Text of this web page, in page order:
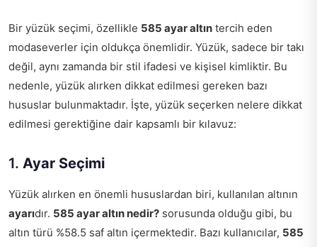
Bir yüzük seçimi, özellikle 585 ayar altın tercih eden
modaseverler için oldukça önemlidir. Yüzük, sadece bir takı
değil, aynı zamanda bir stil ifadesi ve kişisel kimliktir. Bu
nedenle, yüzük alırken dikkat edilmesi gereken bazı
hususlar bulunmaktadır. İşte, yüzük seçerken nelere dikkat
edilmesi gerektiğine dair kapsamlı bir kılavuz:
1. Ayar Seçimi
Yüzük alırken en önemli hususlardan biri, kullanılan altının
ayarıdır. 585 ayar altın nedir? sorusunda olduğu gibi, bu
altın türü %58.5 saf altın içermektedir. Bazı kullanıcılar, 585